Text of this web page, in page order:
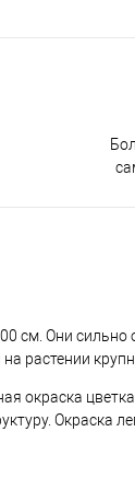
см. Они
растении
окраска
Окраска